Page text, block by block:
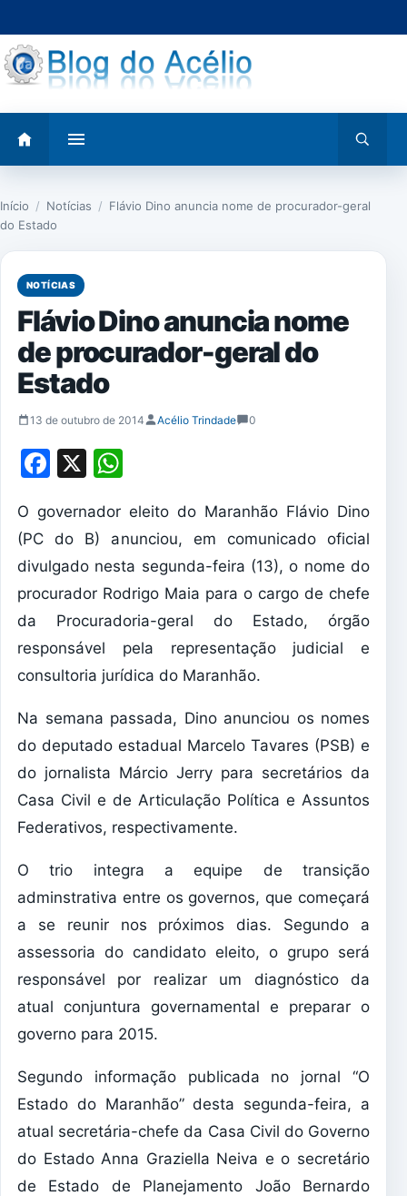
para
o
conteúdo
menu
busca
Início / Notícias / Flávio Dino anuncia nome de procurador-geral
do Estado
NOTÍCIAS
Flávio Dino anuncia nome
de procurador-geral do
Estado
13 de outubro de 2014 Acélio Trindade 0
Facebook
X
O governador eleito do Maranhão Flávio Dino
(PC do B) anunciou, em comunicado oficial
divulgado nesta segunda-feira (13), o nome do
procurador Rodrigo Maia para o cargo de chefe
da Procuradoria-geral do Estado, órgão
responsável pela representação judicial e
consultoria jurídica do Maranhão.
Na semana passada, Dino anunciou os nomes
do deputado estadual Marcelo Tavares (PSB) e
do jornalista Márcio Jerry para secretários da
Casa Civil e de Articulação Política e Assuntos
Federativos, respectivamente.
O trio integra a equipe de transição
adminstrativa entre os governos, que começará
a se reunir nos próximos dias. Segundo a
assessoria do candidato eleito, o grupo será
responsável por realizar um diagnóstico da
atual conjuntura governamental e preparar o
governo para 2015.
Segundo informação publicada no jornal “O
Estado do Maranhão” desta segunda-feira, a
atual secretária-chefe da Casa Civil do Governo
do Estado Anna Graziella Neiva e o secretário
de Estado de Planejamento João Bernardo